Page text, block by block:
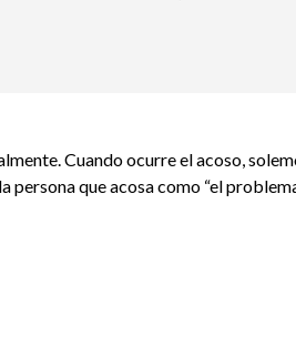
Cuando ocurre el acoso,
que acosa como “el